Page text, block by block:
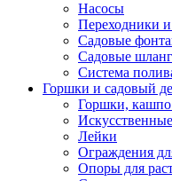
Насосы
Переходники
Садовые
Садовые
Система
Горшки и садовый
Горшки,
Лейки
Ограждения
Опоры для